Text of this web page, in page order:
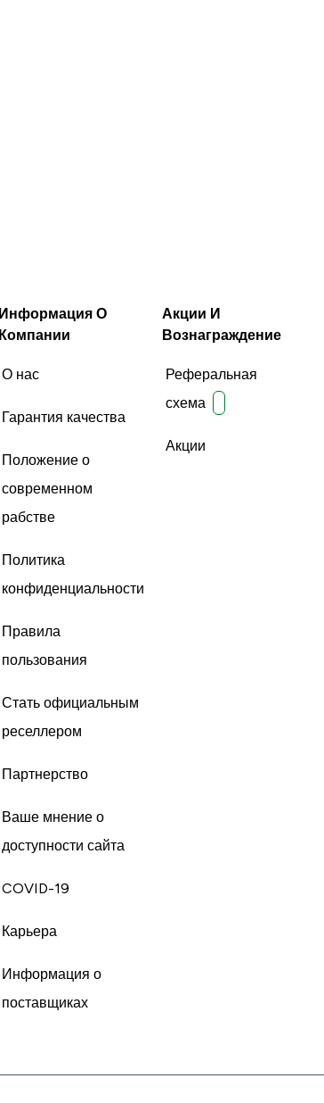
Информация О
Компании
О нас
Гарантия качества
Положение о
современном
рабстве
Политика
конфиденциальности
Правила
пользования
Стать официальным
реселлером
Партнерство
Ваше мнение о
доступности сайта
COVID-19
Карьера
Информация о
поставщиках
Акции И
Вознаграждение
Реферальная
схема
Акции